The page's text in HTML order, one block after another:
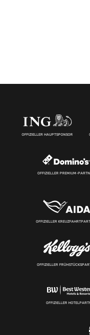
OFFIZIELLER HAUPTSPONSOR
OFFIZIELLER PREMIUM-
OFFIZIELLER
OFFIZIELLER
OFFIZIELLER